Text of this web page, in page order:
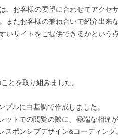
、お客様の要望に合わせてアクセ
またお客様の兼ね合いで紹介出来
いサイトをご提供できるかという
とを取り組みました。
ルに白基調で作成しました。
トでの閲覧の際に、極端な相違が
ポンシブデザイン&コーディング